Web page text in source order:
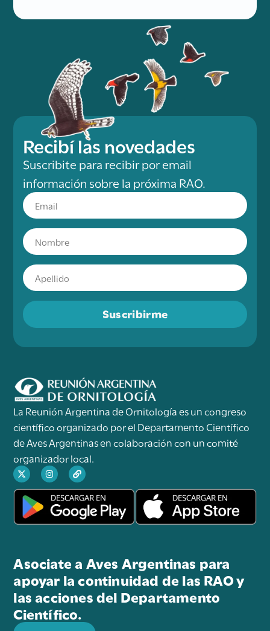
Recibí las novedades
Suscribite para recibir por email
información sobre la próxima RAO.
Suscribirme
La Reunión Argentina de Ornitología es un congreso
científico organizado por el Departamento Científico
de Aves Argentinas en colaboración con un comité
organizador local.
Asociate a Aves Argentinas para
apoyar la continuidad de las RAO y
las acciones del Departamento
Científico.